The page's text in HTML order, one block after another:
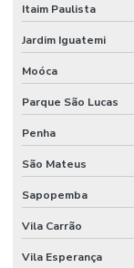
Itaim Paulista
Jardim Iguatemi
Moóca
Parque São Lucas
Penha
São Mateus
Sapopemba
Vila Carrão
Vila Esperança